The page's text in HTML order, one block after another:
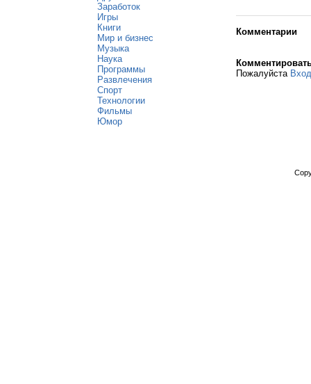
Заработок
Игры
Книги
Мир и бизнес
Музыка
Наука
Программы
Развлечения
Спорт
Технологии
Фильмы
Юмор
Комментарии
Пожалуйста Вход